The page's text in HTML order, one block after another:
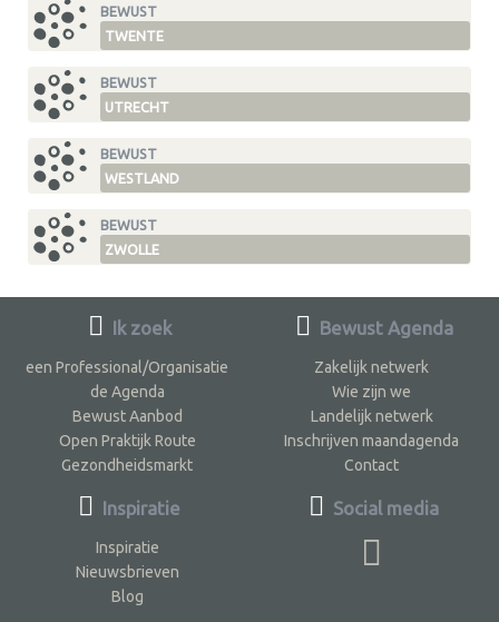
BEWUST
TWENTE
BEWUST
UTRECHT
BEWUST
WESTLAND
BEWUST
ZWOLLE
Ik zoek
een Professional/Organisatie
de Agenda
Bewust Aanbod
Open Praktijk Route
Gezondheidsmarkt
Inspiratie
Inspiratie
Nieuwsbrieven
Blog
Bewust Agenda
Zakelijk netwerk
Wie zijn we
Landelijk netwerk
Inschrijven maandagenda
Contact
Social media